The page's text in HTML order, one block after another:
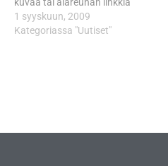
kuvaa tai alareunan linkkiä
1 syyskuun, 2009
Kategoriassa "Uutiset"